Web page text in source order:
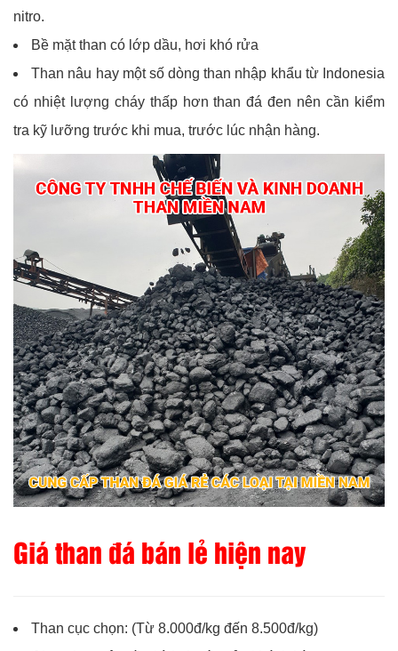
nitro.
Bề mặt than có lớp dầu, hơi khó rửa
Than nâu hay một số dòng than nhập khẩu từ Indonesia
có nhiệt lượng cháy thấp hơn than đá đen nên cần kiểm
tra kỹ lưỡng trước khi mua, trước lúc nhận hàng.
Giá than đá bán lẻ hiện nay
Than cục chọn: (Từ 8.000đ/kg đến 8.500đ/kg)